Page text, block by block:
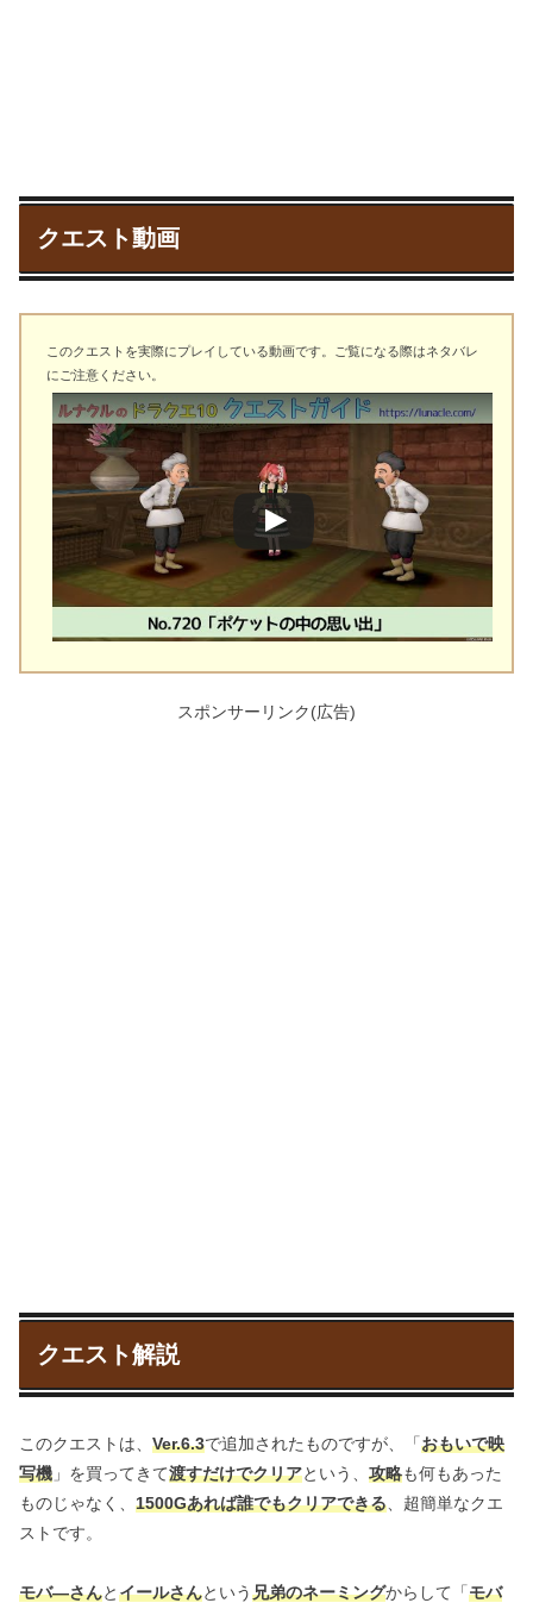
クエスト動画
このクエストを実際にプレイしている動画です。ご覧になる際はネタバレ
にご注意ください。
スポンサーリンク(広告)
クエスト解説
このクエストは、 Ver.6.3で追加されたものですが、「おもいで映
写機 」を買ってきて渡すだけでクリアという、 攻略も何もあった
ものじゃなく、 1500Gあれば誰でもクリアできる 、超簡単なクエ
ストです。
モバ―さんとイールさんという兄弟のネーミングからして「モバ